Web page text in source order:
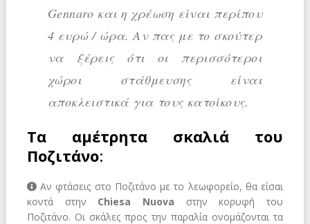
Gennaro και η χρέωση είναι περίπου
4 ευρώ / ώρα. Αν πας με το σκούτερ
να ξέρεις ότι οι περισσότεροι
χώροι στάθμευσης είναι
αποκλειστικά για τους κατοίκους.
Τα αμέτρητα σκαλιά του
Ποζιτάνο:
Αν φτάσεις στο Ποζιτάνο με το λεωφορείο, θα είσαι
κοντά στην Chiesa Nuova στην κορυφή του
Ποζιτάνο. Οι σκάλες προς την παραλία ονομάζονται τα